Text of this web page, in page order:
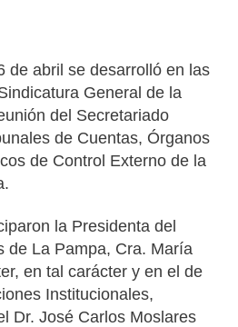
de abril se desarrolló en las
General de la
del Secretariado
de Cuentas, Órganos
de Control Externo de la
la Presidenta del
de La Pampa, Cra. María
en tal carácter y en el de
Institucionales,
Dr. José Carlos Moslares